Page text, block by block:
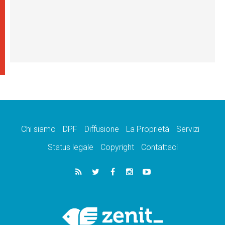
Chi siamo DPF Diffusione La Proprietà
Servizi
Status legale
Copyright Contattaci